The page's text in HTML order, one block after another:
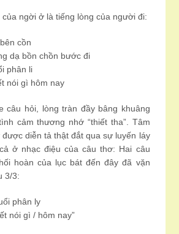
của ngời ở là tiếng lòng của người đi:
cồn
dạ bồn chồn bước đi
phân li
nói gì hôm nay
câu hỏi, lòng tràn đầy bâng khuâng
cảm thương nhớ “thiết tha”. Tâm
diễn tả thật đắt qua sự luyến láy
ở nhạc điệu của câu thơ: Hai câu
hoàn của lục bát đến đây đã vặn
3/3:
phân ly
nói gì / hôm nay”